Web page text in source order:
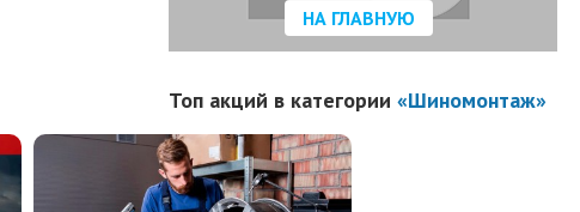
НА ГЛАВНУЮ
Топ акций в категории «Шиномонтаж»